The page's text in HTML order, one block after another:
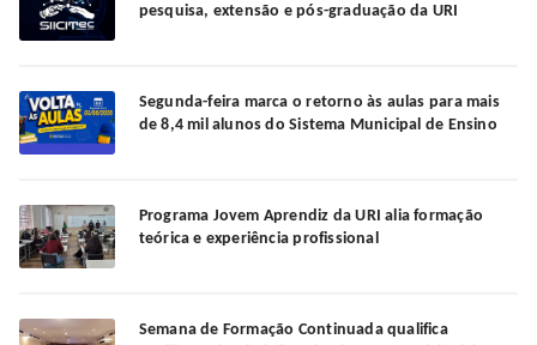
pesquisa, extensão e pós-graduação da URI
Segunda-feira marca o retorno às aulas para mais
de 8,4 mil alunos do Sistema Municipal de Ensino
Programa Jovem Aprendiz da URI alia formação
teórica e experiência profissional
Semana de Formação Continuada qualifica